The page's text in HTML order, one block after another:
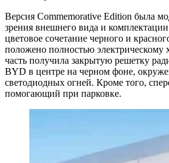
Версия Commemorative Edition была
зрения внешнего вида и
цветовое сочетание черного и
положено полностью электрическому
часть получила закрытую решетку
BYD в центре на черном фоне,
светодиодных огней. Кроме того,
помогающий при парковке.